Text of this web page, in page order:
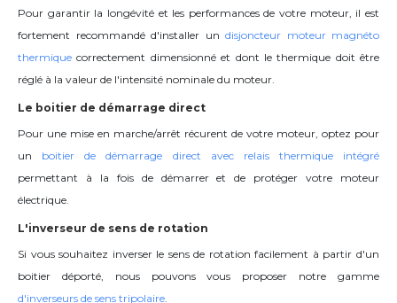
Pour garantir la longévité et les performances de votre moteur, il est
fortement recommandé d'installer un disjoncteur moteur magnéto
thermique correctement dimensionné et dont le thermique doit être
réglé à la valeur de l'intensité nominale du moteur.
Le boitier de démarrage direct
Pour une mise en marche/arrêt récurent de votre moteur, optez pour
un boitier de démarrage direct avec relais thermique intégré
permettant à la fois de démarrer et de protéger votre moteur
électrique.
L'inverseur de sens de rotation
Si vous souhaitez inverser le sens de rotation facilement à partir d'un
boitier déporté, nous pouvons vous proposer notre gamme
d'inverseurs de sens tripolaire.